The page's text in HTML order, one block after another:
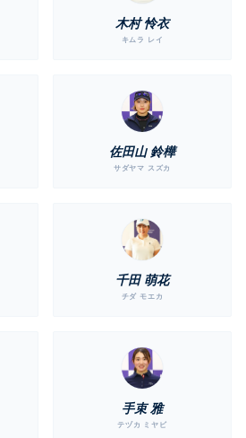
木村 怜衣
キムラ レイ
佐田山 鈴樺
サダヤマ スズカ
千田 萌花
チダ モエカ
手束 雅
テヅカ ミヤビ